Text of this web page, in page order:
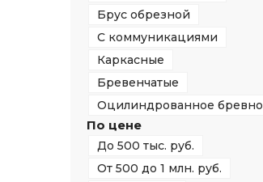
Брус обрезной
С коммуникациями
Каркасные
Бревенчатые
Оцилиндрованное бревно
По цене
До 500 тыс. руб.
От 500 до 1 млн. руб.